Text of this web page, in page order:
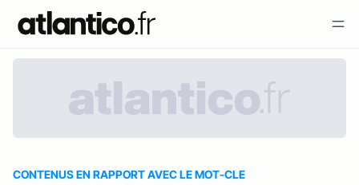
CONTENUS EN RAPPORT AVEC LE MOT-CLE